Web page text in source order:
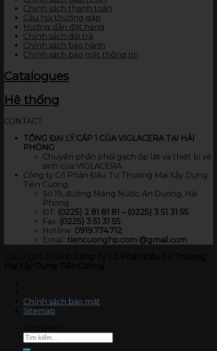
Chính sách thanh toán
Câu hỏi thường gặp
Hướng dẫn đặt hàng
Chính sách đổi trả
Chính sách bảo hành
Chính sách bảo mật thông tin
Catalogues
Hệ thống
CONTACT
TỔNG ĐẠI LÝ CẤP 1 CỦA VIGLACERA TẠI HẢI
PHÒNG
Chuyên phân phối gạch ốp lát và thiết bị vệ
sinh của VIGLACERA.
Công ty Cổ Phần Đầu Tư Thương Mại Xây Dựng
Tiến Cường.
Số 19, đường Máng Nước, An Dương, Hải
Phòng.
ĐT: (0225) 2 81 81 81 – (0225) 3 51 31 55
Fax: (0225) 3 51 31 55
Hotline: 0919.774.712​
Email: tiencuonghp.com @gmail.com
Chính sách bảo mật
Sitemap